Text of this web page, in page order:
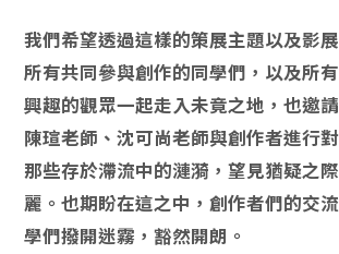
我們希望透過這樣的策展主題以及影
所有共同參與創作的同學們，以及所
興趣的觀眾一起走入未竟之地，也邀
陳瑄老師、沈可尚老師與創作者進行
那些存於滯流中的漣漪，望見猶疑之
麗。也期盼在這之中，創作者們的交
學們撥開迷霧，豁然開朗。